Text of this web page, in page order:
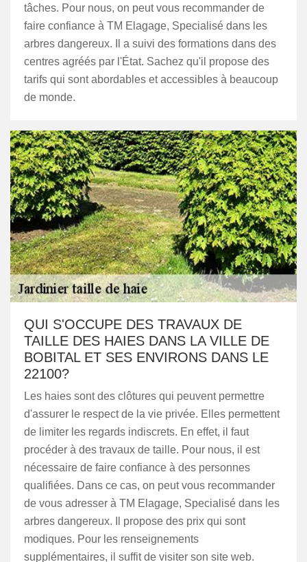
tâches. Pour nous, on peut vous recommander de
faire confiance à TM Elagage, Specialisé dans les
arbres dangereux. Il a suivi des formations dans des
centres agréés par l'État. Sachez qu'il propose des
tarifs qui sont abordables et accessibles à beaucoup
de monde.
QUI S'OCCUPE DES TRAVAUX DE
TAILLE DES HAIES DANS LA VILLE DE
BOBITAL ET SES ENVIRONS DANS LE
22100?
Les haies sont des clôtures qui peuvent permettre
d'assurer le respect de la vie privée. Elles permettent
de limiter les regards indiscrets. En effet, il faut
procéder à des travaux de taille. Pour nous, il est
nécessaire de faire confiance à des personnes
qualifiées. Dans ce cas, on peut vous recommander
de vous adresser à TM Elagage, Specialisé dans les
arbres dangereux. Il propose des prix qui sont
modiques. Pour les renseignements
supplémentaires, il suffit de visiter son site web.